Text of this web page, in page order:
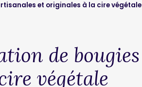
et originales à la cire végétale
de bougies
végétale